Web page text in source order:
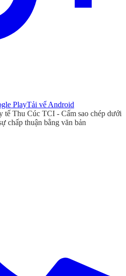
Tải vể Android
Thu Cúc TCI - Cấm sao chép dưới
chấp thuận bằng văn bản